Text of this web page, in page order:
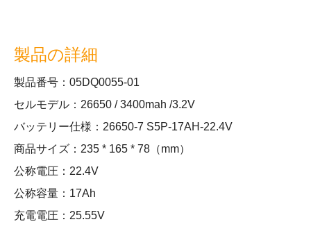
製品の詳細
製品番号：05DQ0055-01
セルモデル：26650 / 3400mah /3.2V
バッテリー仕様：26650-7 S5P-17AH-22.4V
商品サイズ：235 * 165 * 78（mm）
公称電圧：22.4V
公称容量：17Ah
充電電圧：25.55V